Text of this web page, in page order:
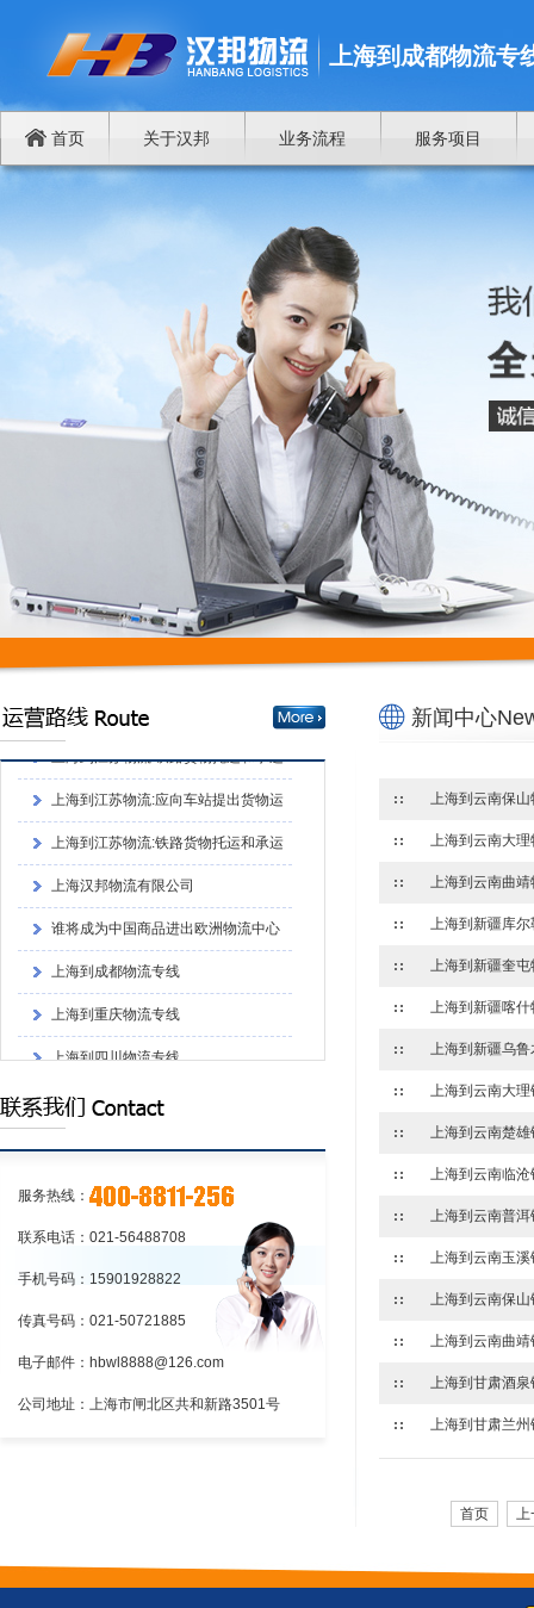
上海到成都物流专
首页 关于汉邦 业务流程 服务项目
谁将成为中国商品进出欧洲物流中心
上海到成都物流专线
上海到重庆物流专线
上海到江苏物流:铁路货物托运和承运
的程序上海到江苏物流:铁路货物托运和承
运的程序
上海到江苏物流:应向车站提出货物运
单和运单上海到江苏物流:铁路货物托运和承运
的程序上海汉邦物流有限公司
谁将成为中国商品进出欧洲物流中心
上海到成都物流专线
上海到重庆物流专线
上海到四川物流专线
上海到江苏物流:铁路货物托运和承运
的程序上海到江苏物流:铁路货物托运和承
运的程序
上海到江苏物流:应向车站提出货物运
单和运单上海到江苏物流:铁路货物托运和承运
的程序
服务热线：
联系电话：021-56488708
手机号码：15901928822
传真号码：021-50721885
电子邮件：hbwl8888@126.com
公司地址：上海市闸北区共和新路3501号
新闻中心
上海到云南保
上海到云南大
上海到云南曲
上海到新疆奎屯
上海到新疆喀
上海到云南大
上海到云南普
上海到云南玉溪
首页 上